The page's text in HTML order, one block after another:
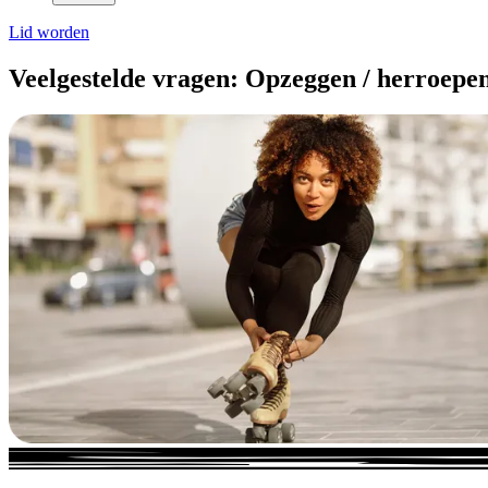
Lid worden
Veelgestelde vragen: Opzeggen /